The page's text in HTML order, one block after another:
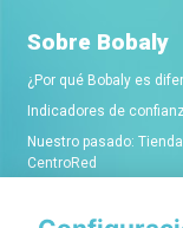
Sobre Bobaly
¿Por qué Bobaly es
Indicadores de
Nuestro pasado:
CentroRed